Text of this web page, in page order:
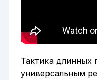
Тактика длинных
универсальным